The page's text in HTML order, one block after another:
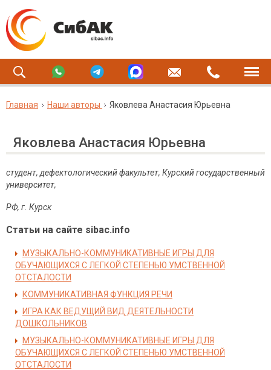
Главная Наши авторы Яковлева Анастасия Юрьевна
Яковлева Анастасия Юрьевна
студент, дефектологический факультет, Курский государственный
университет,
РФ, г Курск
Статьи на сайте sibac.info
МУЗЫКАЛЬНО-КОММУНИКАТИВНЫЕ ИГРЫ ДЛЯ
ОБУЧАЮЩИХСЯ С ЛЕГКОЙ СТЕПЕНЬЮ УМСТВЕННОЙ
ОТСТАЛОСТИ
КОММУНИКАТИВНАЯ ФУНКЦИЯ РЕЧИ
ИГРА КАК ВЕДУЩИЙ ВИД ДЕЯТЕЛЬНОСТИ
ДОШКОЛЬНИКОВ
МУЗЫКАЛЬНО-КОММУНИКАТИВНЫЕ ИГРЫ ДЛЯ
ОБУЧАЮЩИХСЯ С ЛЕГКОЙ СТЕПЕНЬЮ УМСТВЕННОЙ
ОТСТАЛОСТИ